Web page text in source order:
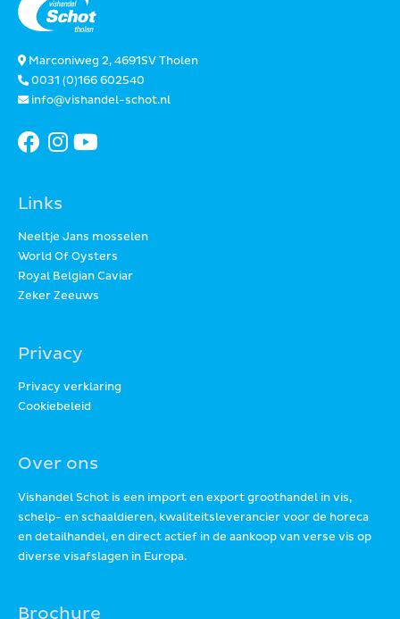
Marconiweg 2, 4691SV Tholen
0031 (0)166 602540
info@vishandel-schot.nl
Links
Neeltje Jans mosselen
World Of Oysters
Royal Belgian Caviar
Zeker Zeeuws
Privacy
Privacy verklaring
Cookiebeleid
Over ons
Vishandel Schot is een import en export groothandel in vis,
schelp- en schaaldieren, kwaliteitsleverancier voor de horeca
en detailhandel, en direct actief in de aankoop van verse vis op
diverse visafslagen in Europa.
Brochure